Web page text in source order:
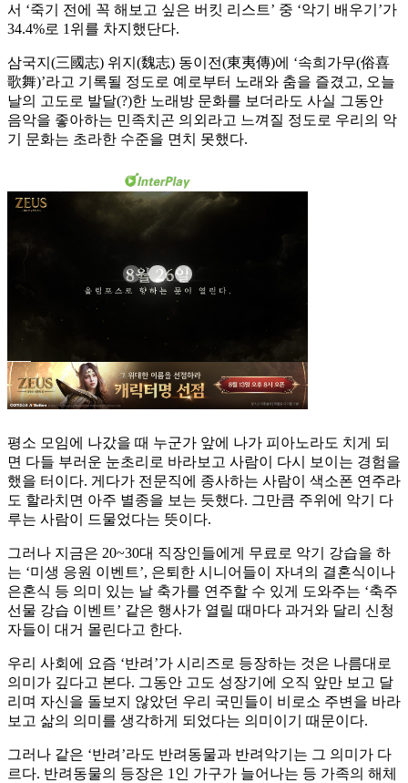
서 ‘죽기 전에 꼭 해보고 싶은 버킷 리스트’ 중 ‘악기 배우기’가
34.4%로 1위를 차지했단다.
삼국지(三國志) 위지(魏志) 동이전(東夷傳)에 ‘속희가무(俗喜
歌舞)’라고 기록될 정도로 예로부터 노래와 춤을 즐겼고, 오늘
날의 고도로 발달(?)한 노래방 문화를 보더라도 사실 그동안
음악을 좋아하는 민족치곤 의외라고 느껴질 정도로 우리의 악
기 문화는 초라한 수준을 면치 못했다.
평소 모임에 나갔을 때 누군가 앞에 나가 피아노라도 치게 되
면 다들 부러운 눈초리로 바라보고 사람이 다시 보이는 경험을
했을 터이다. 게다가 전문직에 종사하는 사람이 색소폰 연주라
도 할라치면 아주 별종을 보는 듯했다. 그만큼 주위에 악기 다
루는 사람이 드물었다는 뜻이다.
그러나 지금은 20~30대 직장인들에게 무료로 악기 강습을 하
는 ‘미생 응원 이벤트’, 은퇴한 시니어들이 자녀의 결혼식이나
은혼식 등 의미 있는 날 축가를 연주할 수 있게 도와주는 ‘축주
선물 강습 이벤트’ 같은 행사가 열릴 때마다 과거와 달리 신청
자들이 대거 몰린다고 한다.
우리 사회에 요즘 ‘반려’가 시리즈로 등장하는 것은 나름대로
의미가 깊다고 본다. 그동안 고도 성장기에 오직 앞만 보고 달
리며 자신을 돌보지 않았던 우리 국민들이 비로소 주변을 바라
보고 삶의 의미를 생각하게 되었다는 의미이기 때문이다.
그러나 같은 ‘반려’라도 반려동물과 반려악기는 그 의미가 다
르다. 반려동물의 등장은 1인 가구가 늘어나는 등 가족의 해체